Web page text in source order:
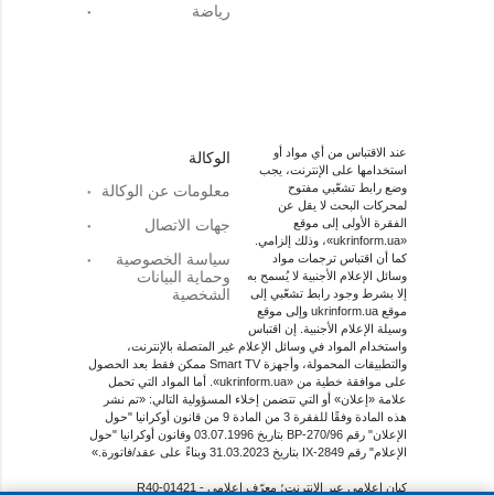
رياضة
الوكالة
معلومات عن الوكالة
جهات الاتصال
سياسة الخصوصية
وحماية البيانات
الشخصية
عند الاقتباس من أي مواد أو
استخدامها على الإنترنت، يجب
وضع رابط تشعّبي مفتوح
لمحركات البحث لا يقل عن
الفقرة الأولى إلى موقع
«ukrinform.ua»، وذلك إلزامي.
كما أن اقتباس ترجمات مواد
وسائل الإعلام الأجنبية لا يُسمح به
إلا بشرط وجود رابط تشعّبي إلى
موقع ukrinform.ua وإلى موقع
وسيلة الإعلام الأجنبية. إن اقتباس
واستخدام المواد في وسائل الإعلام غير المتصلة بالإنترنت،
والتطبيقات المحمولة، وأجهزة Smart TV ممكن فقط بعد الحصول
على موافقة خطية من «ukrinform.ua». أما المواد التي تحمل
علامة «إعلان» أو التي تتضمن إخلاء المسؤولية التالي: «تم نشر
هذه المادة وفقًا للفقرة 3 من المادة 9 من قانون أوكرانيا "حول
الإعلان" رقم 270/96-ВР بتاريخ 03.07.1996 وقانون أوكرانيا "حول
الإعلام" رقم 2849-IX بتاريخ 31.03.2023 وبناءً على عقد/فاتورة.»
كيان إعلامي عبر الإنترنت؛ معرّف اعلامي - R40-01421